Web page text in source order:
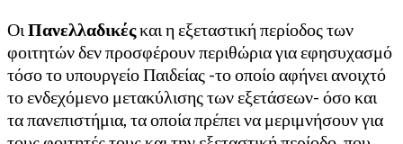
Οι Πανελλαδικέςκαι η εξεταστική περίοδος των
φοιτητών δεν προσφέρουν περιθώρια για εφησυχασμό
τόσο το υπουργείο Παιδείας -το οποίο αφήνει ανοιχτό
το ενδεχόμενο μετακύλισης των εξετάσεων- όσο και
τα πανεπιστήμια, τα οποία πρέπει να μεριμνήσουν για